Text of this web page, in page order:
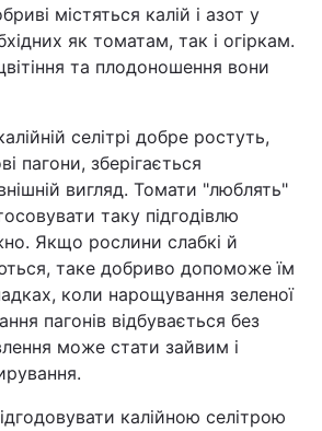
містяться калій і азот у
як томатам, так і огіркам.
та плодоношення вони
селітрі добре ростуть,
пагони, зберігається
вигляд. Томати "люблять"
таку підгодівлю
Якщо рослини слабкі й
таке добриво допоможе їм
коли нарощування зеленої
пагонів відбувається без
може стати зайвим і
калійною селітрою